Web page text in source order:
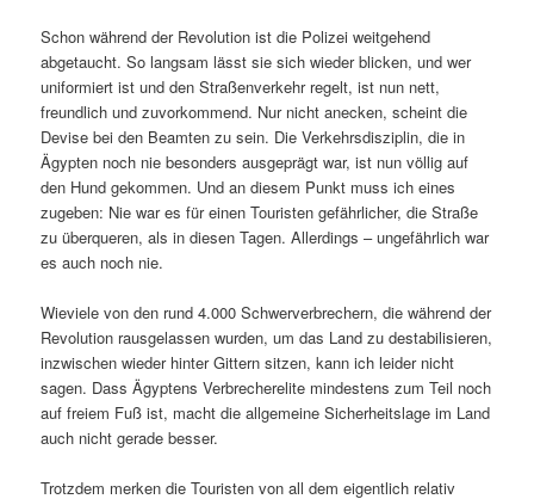
Schon während der Revolution ist die Polizei weitgehend
abgetaucht. So langsam lässt sie sich wieder blicken, und wer
uniformiert ist und den Straßenverkehr regelt, ist nun nett,
freundlich und zuvorkommend. Nur nicht anecken, scheint die
Devise bei den Beamten zu sein. Die Verkehrsdisziplin, die in
Ägypten noch nie besonders ausgeprägt war, ist nun völlig auf
den Hund gekommen. Und an diesem Punkt muss ich eines
zugeben: Nie war es für einen Touristen gefährlicher, die Straße
zu überqueren, als in diesen Tagen. Allerdings – ungefährlich war
es auch noch nie.
Wieviele von den rund 4.000 Schwerverbrechern, die während der
Revolution rausgelassen wurden, um das Land zu destabilisieren,
inzwischen wieder hinter Gittern sitzen, kann ich leider nicht
sagen. Dass Ägyptens Verbrecherelite mindestens zum Teil noch
auf freiem Fuß ist, macht die allgemeine Sicherheitslage im Land
auch nicht gerade besser.
Trotzdem merken die Touristen von all dem eigentlich relativ